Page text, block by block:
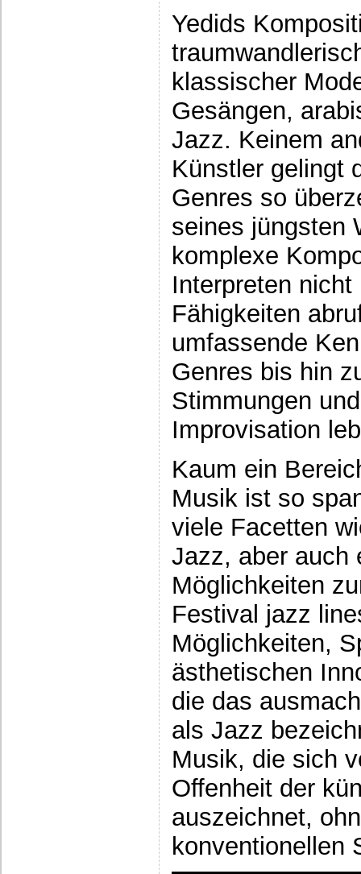
Yedids
klassischer
Gesängen,
Jazz. Keinem
Künstler gelingt
Genres so
seines jüngsten
komplexe
Interpreten
Fähigkeiten
umfassende
Genres bis hin
Stimmungen
Improvisation
Kaum ein
Musik ist so
viele Facetten
Jazz, aber auch
Möglichkeiten
Festival jazz
Möglichkeiten,
ästhetischen
die das
als Jazz
Musik, die sich
Offenheit der
auszeichnet,
konventionellen